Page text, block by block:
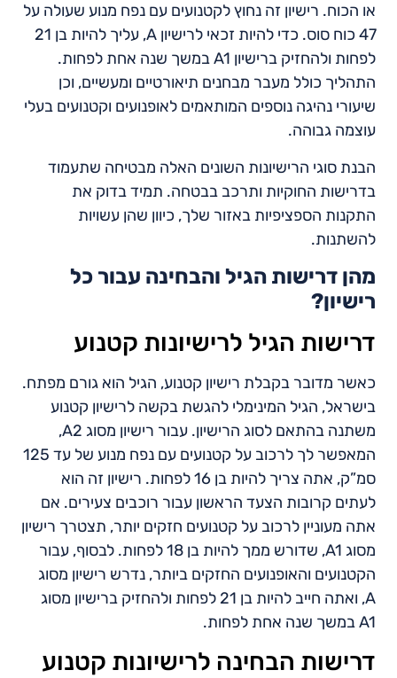
או הכוח. רישיון זה נחוץ לקטנועים עם נפח מנוע שעולה על
47 כוח סוס. כדי להיות זכאי לרישיון A, עליך להיות בן 21
לפחות ולהחזיק ברישיון A1 במשך שנה אחת לפחות.
התהליך כולל מעבר מבחנים תיאורטיים ומעשיים, וכן
שיעורי נהיגה נוספים המותאמים לאופנועים וקטנועים בעלי
עוצמה גבוהה.
הבנת סוגי הרישיונות השונים האלה מבטיחה שתעמוד
בדרישות החוקיות ותרכב בבטחה. תמיד בדוק את
התקנות הספציפיות באזור שלך, כיוון שהן עשויות
להשתנות.
מהן דרישות הגיל והבחינה עבור כל
רישיון?
דרישות הגיל לרישיונות קטנוע
כאשר מדובר בקבלת רישיון קטנוע, הגיל הוא גורם מפתח.
בישראל, הגיל המינימלי להגשת בקשה לרישיון קטנוע
משתנה בהתאם לסוג הרישיון. עבור רישיון מסוג A2,
המאפשר לך לרכוב על קטנועים עם נפח מנוע של עד 125
סמ”ק, אתה צריך להיות בן 16 לפחות. רישיון זה הוא
לעתים קרובות הצעד הראשון עבור רוכבים צעירים. אם
אתה מעוניין לרכוב על קטנועים חזקים יותר, תצטרך רישיון
מסוג A1, שדורש ממך להיות בן 18 לפחות. לבסוף, עבור
הקטנועים והאופנועים החזקים ביותר, נדרש רישיון מסוג
A, ואתה חייב להיות בן 21 לפחות ולהחזיק ברישיון מסוג
A1 במשך שנה אחת לפחות.
דרישות הבחינה לרישיונות קטנוע